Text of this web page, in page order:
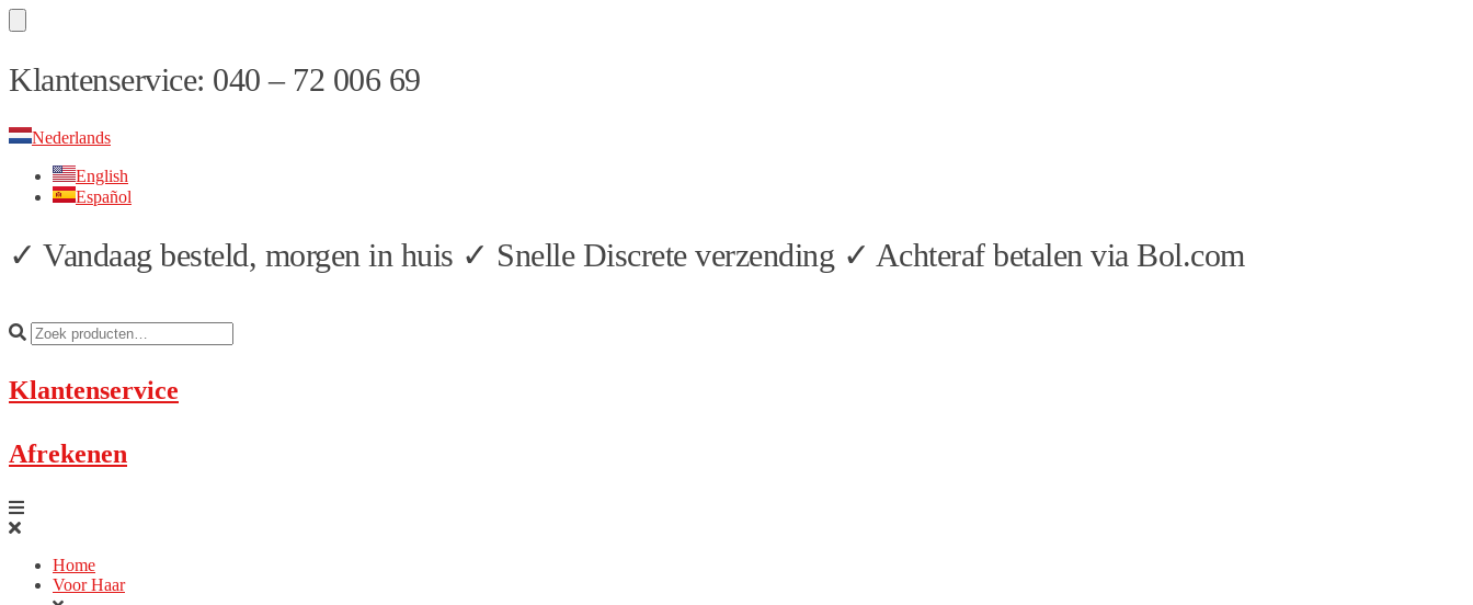
Skip
to
Skip
to
Klantenservice: 040 – 72 006 69
Nederlands
English
Español
✓ Vandaag besteld, morgen in huis ✓ Snelle Discrete verzending ✓ Achteraf betalen via Bol.com
Klantenservice
Afrekenen
Home
Voor Haar